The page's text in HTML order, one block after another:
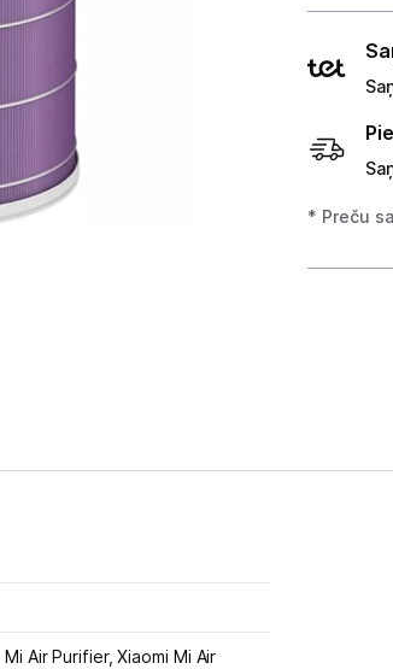
Sadzīves tehnika
Kafijas pagatavošana
Kondicionieri
veidi
* Preču
Xiaomi Mi Air Purifier,Xiaomi Mi Air